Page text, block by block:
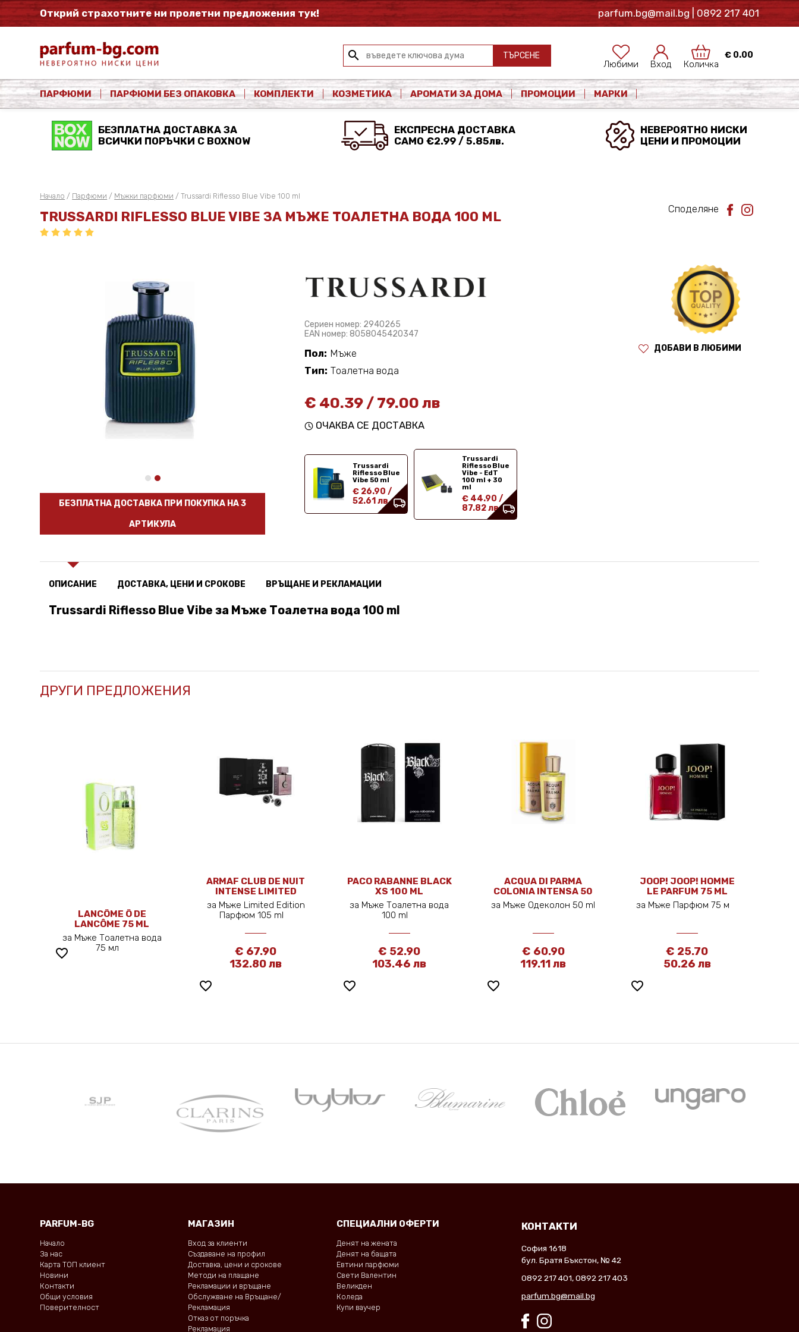
Открий страхотните ни пролетни предложения тук! parfum.bg@mail.bg| 0892 217 401
Количка
€ 0.00
Вход
Любими
search ТЪРСЕНЕ
ПАРФЮМИ ПАРФЮМИ БЕЗ ОПАКОВКА КОМПЛЕКТИ КОЗМЕТИКА АРОМАТИ ЗА ДОМА ПРОМОЦИИ МАРКИ
БЕЗПЛАТНА ДОСТАВКА ЗА
ВСИЧКИ ПОРЪЧКИ С BOXNOW
ЕКСПРЕСНА ДОСТАВКА
САМО €2.99 / 5.85лв.
НЕВЕРОЯТНО НИСКИ
ЦЕНИ И ПРОМОЦИИ
Начало / Парфюми / Мъжки парфюми / Trussardi Riflesso Blue Vibe 100 ml
TRUSSARDI RIFLESSO BLUE VIBE ЗА МЪЖЕ ТОАЛЕТНА ВОДА 100 ML Споделяне
БЕЗПЛАТНА ДОСТАВКА ПРИ ПОКУПКА НА 3
АРТИКУЛА
Сериен номер: 2940265
EAN номер: 8058045420347
Пол: Мъже
Тип: Тоалетна вода
€ 40.39 / 79.00 лв
ОЧАКВА СЕ ДОСТАВКА
ДОБАВИ В ЛЮБИМИ
Trussardi
Riflesso Blue
Vibe 50 ml
€ 26.90 /
52.61 лв
Trussardi
Riflesso Blue
Vibe - EdT
100 ml + 30
ml
€ 44.90 /
87.82 лв
ОПИСАНИЕ ДОСТАВКА, ЦЕНИ И СРОКОВЕ ВРЪЩАНЕ И РЕКЛАМАЦИИ
Trussardi Riflesso Blue Vibe за Мъже Тоалетна вода 100 ml
ДРУГИ ПРЕДЛОЖЕНИЯ
favorite_border
LANCÔME Ô DE
LANCÔME 75 ML
за Мъже Тоалетна вода
75 мл
favorite_border
ARMAF CLUB DE NUIT
INTENSE LIMITED
EDITION 105 ML
за Мъже Limited Edition
Парфюм 105 ml
€ 67.90
132.80 лв
favorite_border
PACO RABANNE BLACK
XS 100 ML
за Мъже Тоалетна вода
100 ml
€ 52.90
103.46 лв
favorite_border
ACQUA DI PARMA
COLONIA INTENSA 50
ML
за Мъже Одеколон 50 ml
€ 60.90
119.11 лв
favorite_border
JOOP! JOOP! HOMME
LE PARFUM 75 ML
за Мъже Парфюм 75 м
€ 25.70
50.26 лв
PARFUM-BG
Начало
За нас
Карта ТОП клиент
Новини
Контакти
Общи условия
Поверителност
МАГАЗИН
Вход за клиенти
Създаване на профил
Доставка, цени и срокове
Методи на плащане
Рекламации и връщане
Обслужване на Връщане/
Рекламация
Отказ от поръчка
Рекламация
СПЕЦИАЛНИ ОФЕРТИ
Денят на жената
Денят на бащата
Евтини парфюми
Свети Валентин
Великден
Коледа
Купи ваучер
КОНТАКТИ
София 1618
бул. Братя Бъкстон, № 42
0892 217 401,0892 217 403
parfum.bg@mail.bg